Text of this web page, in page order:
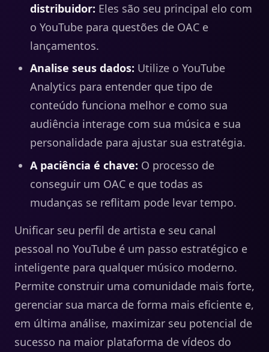
distribuidor: Eles são seu principal elo com
o YouTube para questões de OAC e
lançamentos.
Analise seus dados: Utilize o YouTube
Analytics para entender que tipo de
conteúdo funciona melhor e como sua
audiência interage com sua música e sua
personalidade para ajustar sua estratégia.
A paciência é chave: O processo de
conseguir um OAC e que todas as
mudanças se reflitam pode levar tempo.
Unificar seu perfil de artista e seu canal
pessoal no YouTube é um passo estratégico e
inteligente para qualquer músico moderno.
Permite construir uma comunidade mais forte,
gerenciar sua marca de forma mais eficiente e,
em última análise, maximizar seu potencial de
sucesso na maior plataforma de vídeos do